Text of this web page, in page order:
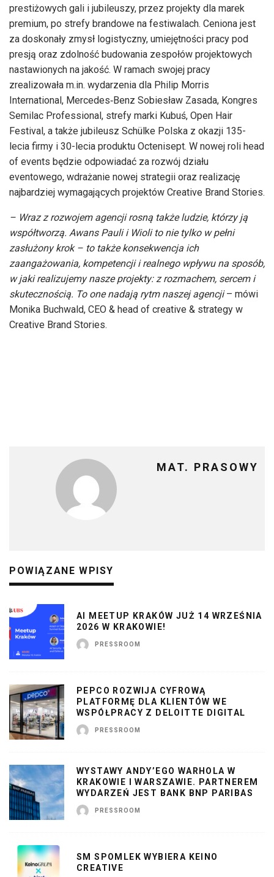
prestiżowych gali i jubileuszy, przez projekty dla marek
premium, po strefy brandowe na festiwalach. Ceniona jest
za doskonały zmysł logistyczny, umiejętności pracy pod
presją oraz zdolność budowania zespołów projektowych
nastawionych na jakość. W ramach swojej pracy
zrealizowała m.in. wydarzenia dla Philip Morris
International, Mercedes‑Benz Sobiesław Zasada, Kongres
Semilac Professional, strefy marki Kubuś, Open Hair
Festival, a także jubileusz Schülke Polska z okazji 135-
lecia firmy i 30-lecia produktu Octenisept. W nowej roli head
of events będzie odpowiadać za rozwój działu
eventowego, wdrażanie nowej strategii oraz realizację
najbardziej wymagających projektów Creative Brand Stories.
– Wraz z rozwojem agencji rosną także ludzie, którzy ją
współtworzą. Awans Pauli i Wioli to nie tylko w pełni
zasłużony krok – to także konsekwencja ich
zaangażowania, kompetencji i realnego wpływu na sposób,
w jaki realizujemy nasze projekty: z rozmachem, sercem i
skutecznością. To one nadają rytm naszej agencji– mówi
Monika Buchwald, CEO & head of creative & strategy w
Creative Brand Stories.
MAT. PRASOWY
POWIĄZANE WPISY
AI MEETUP KRAKÓW JUŻ 14 WRZEŚNIA
2026 W KRAKOWIE!
PRESSROOM
PEPCO ROZWIJA CYFROWĄ
PLATFORMĘ DLA KLIENTÓW WE
WSPÓŁPRACY Z DELOITTE DIGITAL
PRESSROOM
WYSTAWY ANDY’EGO WARHOLA W
KRAKOWIE I WARSZAWIE. PARTNEREM
WYDARZEŃ JEST BANK BNP PARIBAS
PRESSROOM
SM SPOMLEK WYBIERA KEINO
CREATIVE